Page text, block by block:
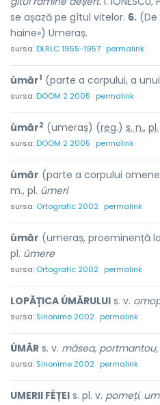
se așază pe gîtul vitelor. 6.
haine») Umeraș.
sursa:DLRLC 1955-1957 permalink
úmăr1 (parte a corpului, a
sursa:DOOM 2 2005 permalink
úmăr2 (umeraș) (reg.) s. n., pl.
sursa:DOOM 2 2005 permalink
úmăr (parte a corpului
m., pl. úmeri
sursa: Ortografic 2002 permalink
úmăr (umeraș, proeminență
pl. úmere
sursa: Ortografic 2002 permalink
LOPĂȚICA ÚMĂRULUI s. v.
sursa: Sinonime 2002 permalink
ÚMĂR s. v. măsea,
sursa: Sinonime 2002 permalink
UMERII FÉȚEI s. pl. v. pomeți,